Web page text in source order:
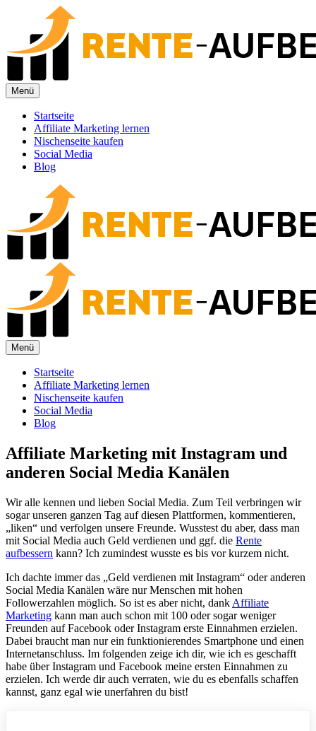
springen
Menü
Startseite
Affiliate Marketing lernen
Nischenseite kaufen
Social Media
Blog
Menü
Startseite
Affiliate Marketing lernen
Nischenseite kaufen
Social Media
Blog
Affiliate Marketing mit Instagram und
anderen Social Media Kanälen
Wir alle kennen und lieben Social Media. Zum Teil verbringen wir
sogar unseren ganzen Tag auf diesen Plattformen, kommentieren,
„liken“ und verfolgen unsere Freunde. Wusstest du aber, dass man
mit Social Media auch Geld verdienen und ggf. die Rente
aufbessern kann? Ich zumindest wusste es bis vor kurzem nicht.
Ich dachte immer das „Geld verdienen mit Instagram“ oder anderen
Social Media Kanälen wäre nur Menschen mit hohen
Followerzahlen möglich. So ist es aber nicht, dank Affiliate
Marketing kann man auch schon mit 100 oder sogar weniger
Freunden auf Facebook oder Instagram erste Einnahmen erzielen.
Dabei braucht man nur ein funktionierendes Smartphone und einen
Internetanschluss. Im folgenden zeige ich dir, wie ich es geschafft
habe über Instagram und Facebook meine ersten Einnahmen zu
erzielen. Ich werde dir auch verraten, wie du es ebenfalls schaffen
kannst, ganz egal wie unerfahren du bist!